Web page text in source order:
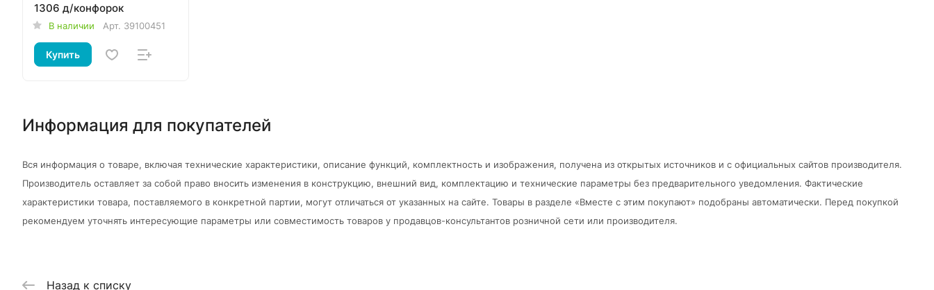
1306 д/конфорок
В наличии Арт. 39100451
Купить
Информация для покупателей
Вся информация о товаре, включая технические характеристики, описание функций, комплектность и изображения, получена из открытых источников и с официальных сайтов производителя.
Производитель оставляет за собой право вносить изменения в конструкцию, внешний вид, комплектацию и технические параметры без предварительного уведомления. Фактические
характеристики товара, поставляемого в конкретной партии, могут отличаться от указанных на сайте. Товары в разделе «Вместе с этим покупают» подобраны автоматически. Перед покупкой
рекомендуем уточнять интересующие параметры или совместимость товаров у продавцов-консультантов розничной сети или производителя.
Назад к списку